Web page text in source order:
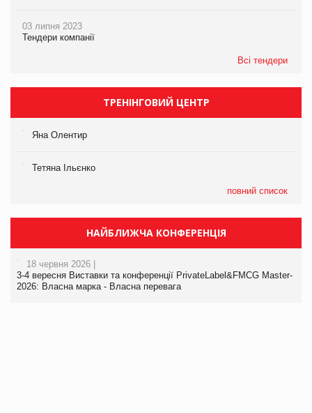
03 липня 2023
Тендери компанії
Всі тендери
ТРЕНІНГОВИЙ ЦЕНТР
Яна Олентир
Тетяна Ільєнко
повний список
НАЙБЛИЖЧА КОНФЕРЕНЦІЯ
18 червня 2026 |
3-4 вересня Виставки та конференції PrivateLabel&FMCG Master-
2026: Власна марка - Власна перевага